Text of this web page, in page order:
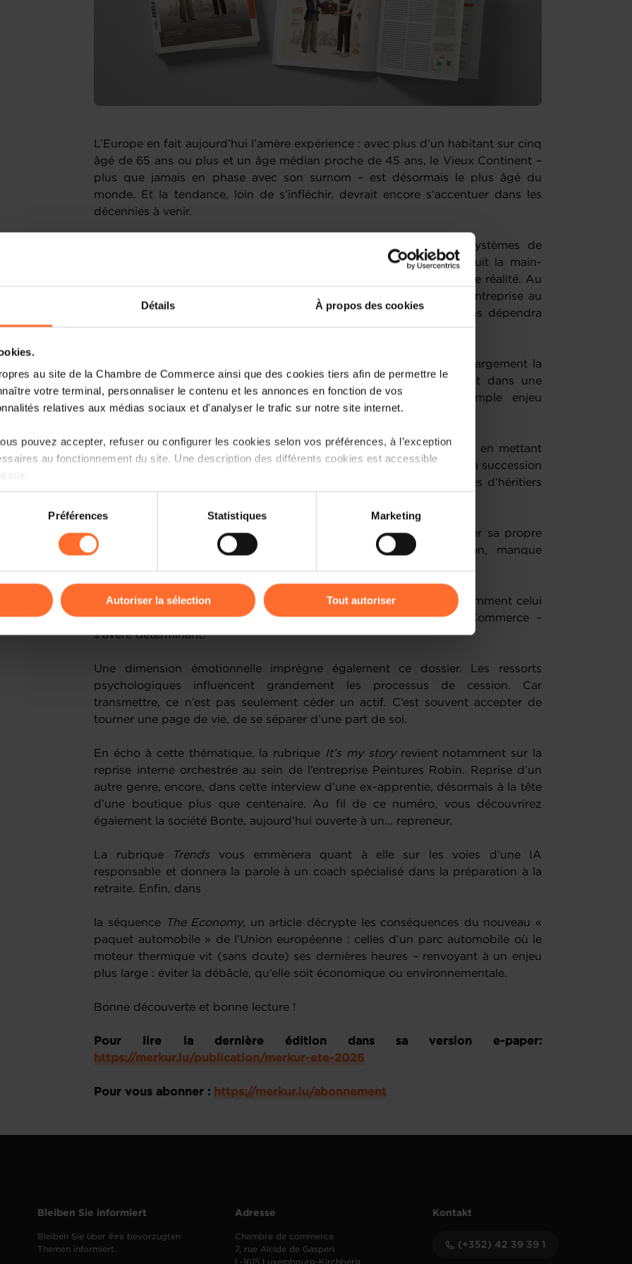
Détails À propos des cookies
au site de la Chambre de Commerce ainsi que des cookies tiers afin de permettre le
votre terminal, personnaliser le contenu et les annonces en fonction de vos
relatives aux médias sociaux et d'analyser le trafic sur notre site internet.
pouvez accepter, refuser ou configurer les cookies selon vos préférences, à l’exception
au fonctionnement du site. Une description des différents cookies est accessible
sur le site et certaines fonctionnalités (ex : lecture de vidéos, partage sur les réseaux
ou des cookies non nécessaires.
Préférences Statistiques Marketing
Autoriser la sélection Tout autoriser
L’Europe en fait aujourd’hui l’amère expérience : avec plus d’un habitant sur cinq
âgé de 65 ans ou plus et un âge médian proche de 45 ans, le Vieux Continent –
plus que jamais en phase avec son surnom – est désormais le plus âgé du
monde. Et la tendance, loin de s’infléchir, devrait encore s’accentuer dans les
décennies à venir.
Ce basculement démographique met (déjà) sous pression les systèmes de
pensions, interroge le financement des dépenses de santé et réduit la main-
d’œuvre disponible. Le monde entrepreneurial n’échappe pas à cette réalité. Au
Luxembourg, près de 30 % des dirigeants de PME céderont leur entreprise au
cours de la prochaine décennie. De la réussite de ces transmissions dépendra
directement la vitalité du tissu économique national.
Car au regard de la masse d’emplois concernés, le sujet dépasse largement la
sphère privée. Dans un pays où l’entrepreneuriat s’inscrit souvent dans une
histoire familiale, la transmission ne se résume pas à un simple enjeu
économique : elle relève pleinement de l’intérêt général.
Merkur consacre son dossier central à cette problématique majeure en mettant
en lumière les multiples dimensions de ces passages de flambeau. La succession
familiale en constitue souvent la voie naturelle, mais les témoignages d’héritiers
l’exercice est délicat, entre quête de légitimité et volonté d’imprimer sa propre
vision. D’autres défis s’imposent : complexité de la valorisation, manque
Autant d’étapes critiques pour lesquelles l’accompagnement – notamment celui
proposé par la House of Entrepreneurship de la Chambre de Commerce –
s’avère déterminant.
Une dimension émotionnelle imprègne également ce dossier. Les ressorts
psychologiques influencent grandement les processus de cession. Car
transmettre, ce n’est pas seulement céder un actif. C’est souvent accepter de
tourner une page de vie, de se séparer d’une part de soi.
En écho à cette thématique, la rubrique It’s my storyrevient notamment sur la
reprise interne orchestrée au sein de l’entreprise Peintures Robin. Reprise d’un
autre genre, encore, dans cette interview d’une ex-apprentie, désormais à la tête
d’une boutique plus que centenaire. Au fil de ce numéro, vous découvrirez
également la société Bonte, aujourd’hui ouverte à un... repreneur.
La rubrique Trends vous emmènera quant à elle sur les voies d’une IA
responsable et donnera la parole à un coach spécialisé dans la préparation à la
retraite. Enfin, dans
la séquence The Economy, un article décrypte les conséquences du nouveau «
paquet automobile » de l’Union européenne : celles d’un parc automobile où le
moteur thermique vit (sans doute) ses dernières heures – renvoyant à un enjeu
plus large : éviter la débâcle, qu’elle soit économique ou environnementale.
Bonne découverte et bonne lecture !
Pour lire la dernière édition dans sa version e-paper:
https://merkur.lu/publication/merkur-ete-2026
Pour vous abonner : https://merkur.lu/abonnement
Bleiben Sie informiert
Bleiben Sie über Ihre bevorzugten
Themen informiert.
Adresse
Chambre de commerce
7, rue Alcide de Gasperi
L-1615 Luxembourg-Kirchberg
Kontakt
(+352) 42 39 39 1